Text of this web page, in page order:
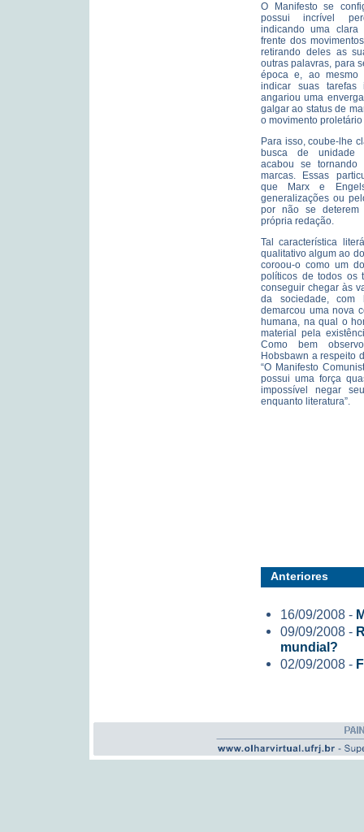
O Manifesto se
possui incrível
indicando uma clara
frente dos
retirando deles as
outras palavras, para
época e, ao mesmo
indicar suas tarefas
angariou uma
galgar ao status de
o movimento
Para isso, coube-lhe
busca de unidade
acabou se
marcas. Essas
que Marx e
generalizações ou
por não se deterem
própria redação.
Tal característica
qualitativo algum ao
coroou-o como um
políticos de todos os
conseguir chegar às
da sociedade, com
demarcou uma nova
humana, na qual o
material pela
Como bem
Hobsbawn a respeito
“O Manifesto
possui uma força
impossível negar
enquanto literatura”.
Anteriores
16/09/2008 -
09/09/2008 -
mundial?
02/09/2008 -